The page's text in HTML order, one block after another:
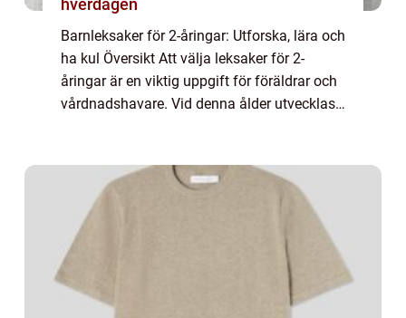
hverdagen
Barnleksaker för 2-åringar: Utforska, lära och
ha kul Översikt Att välja leksaker för 2-
åringar är en viktig uppgift för föräldrar och
vårdnadshavare. Vid denna ålder utvecklas